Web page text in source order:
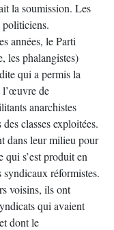
la soumission. Les
politiciens.
années, le Parti
les phalangistes)
qui a permis la
l’œuvre de
anarchistes
classes exploitées.
dans leur milieu pour
qui s’est produit en
réformistes.
voisins, ils ont
qui avaient
dont le